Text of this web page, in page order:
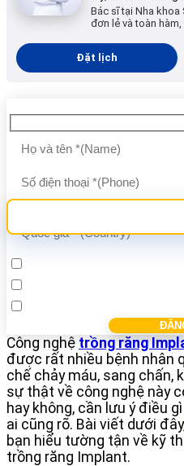
Bác sĩ tại Nha khoa
đơn lẻ và toàn hàm,
Đặt lịch
Công nghệ trồng răng
được rất nhiều bệnh nhân
chế chảy máu, sang chấn,
sự thật về công nghệ này
hay không, cần lưu ý điều
ai cũng rõ. Bài viết dưới
bạn hiểu tường tận về kỹ
trồng răng Implant.